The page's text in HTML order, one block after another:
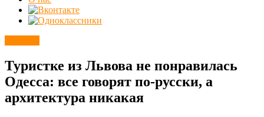
Туристке из Львова не понравилась
Одесса: все говорят по-русски, а
архитектура никакая